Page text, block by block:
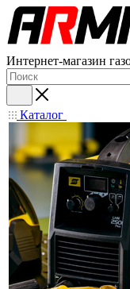
Интернет-магазин
Каталог